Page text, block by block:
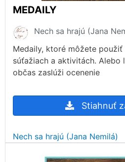
MEDAILY
Nech sa hrajú (Jana
Medaily, ktoré môžete
súťažiach a aktivitách. Alebo
občas zaslúži ocenenie
Stiahnuť
Nech sa hrajú (Jana Nemilá)